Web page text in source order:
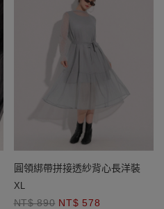
圓領綁帶拼接透紗背心長洋裝
XL
NT$ 890 NT$ 578